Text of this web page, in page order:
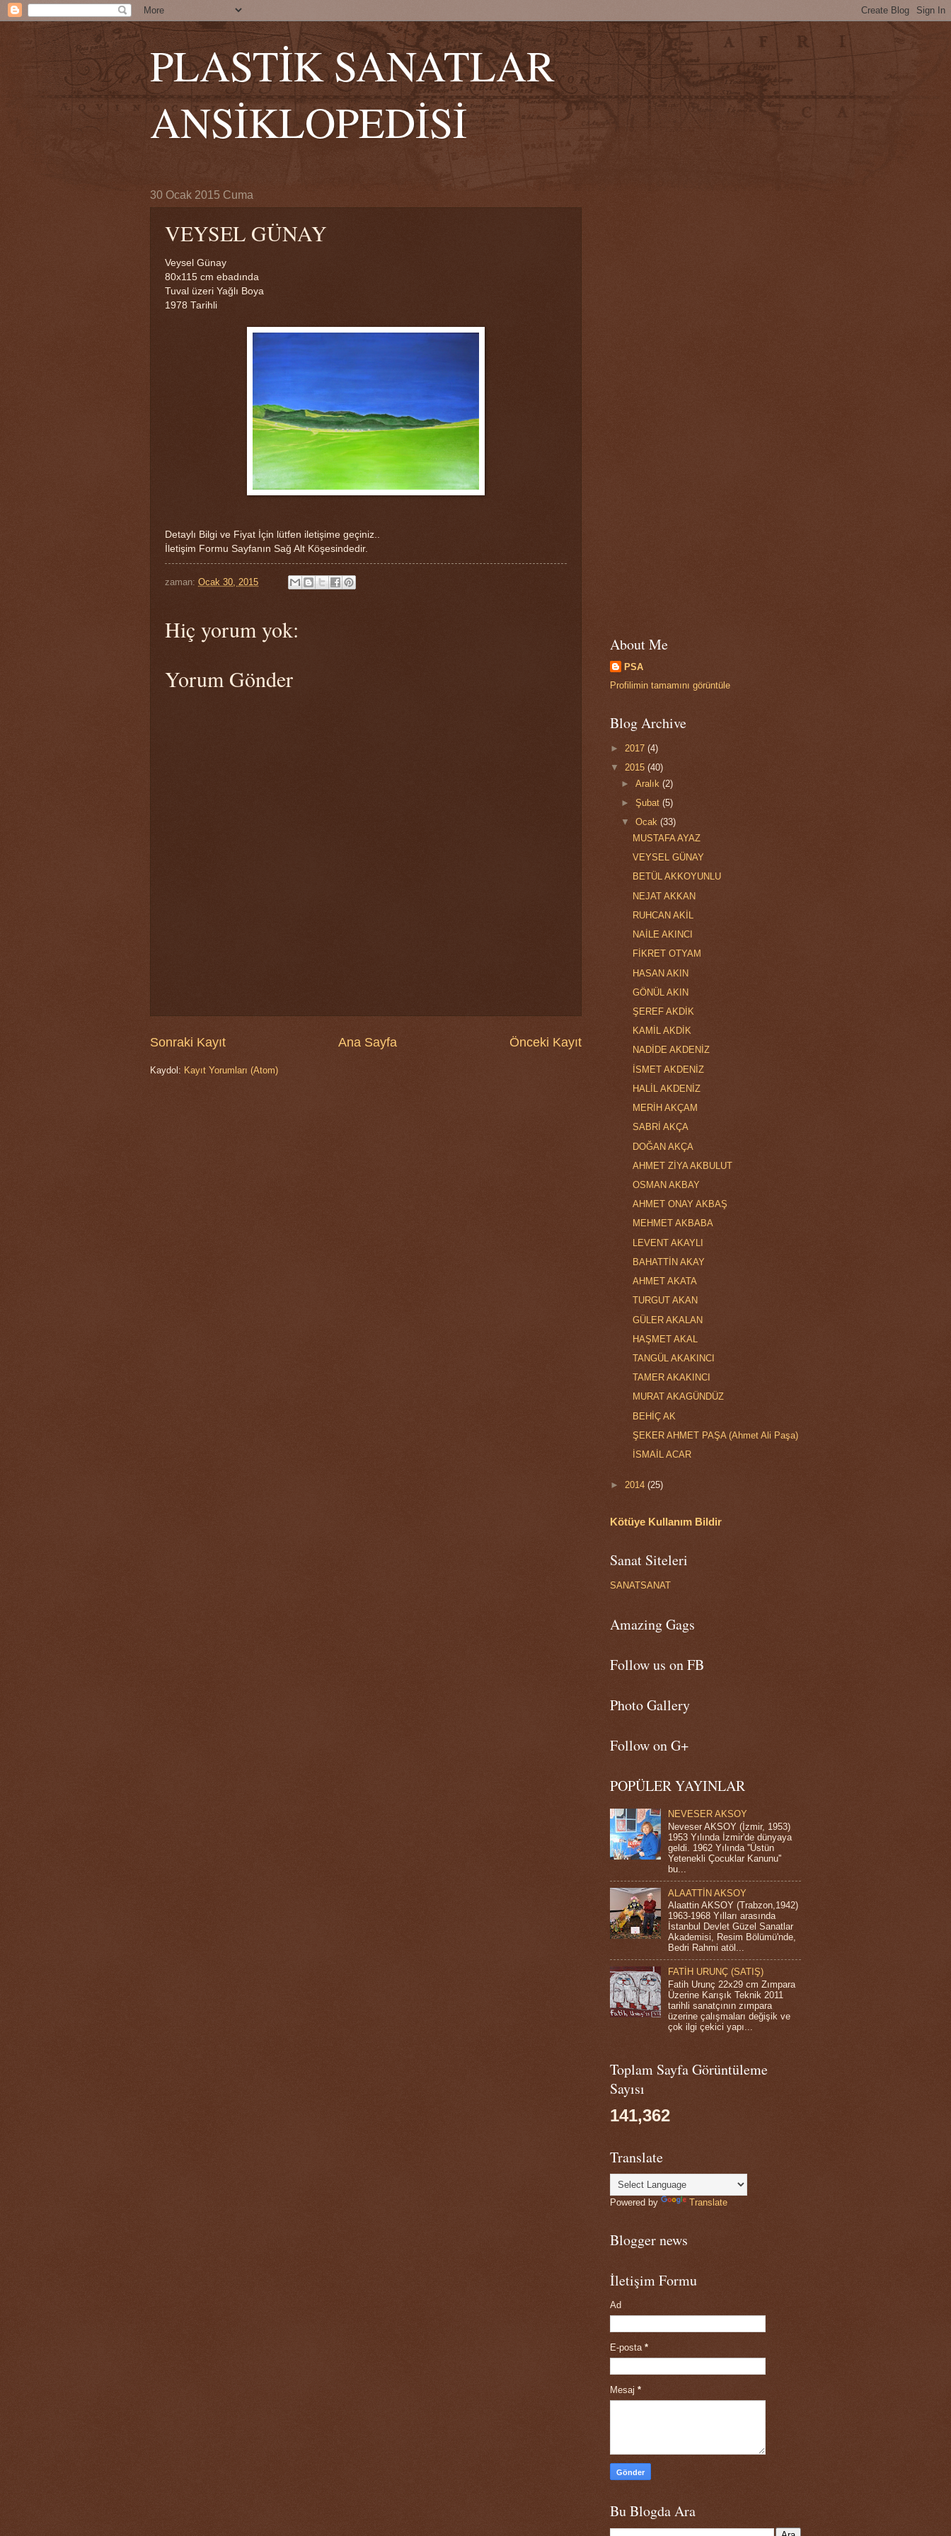
PLASTİK SANATLAR
ANSİKLOPEDİSİ
30 Ocak 2015 Cuma
VEYSEL GÜNAY
Veysel Günay
80x115 cm ebadında
Tuval üzeri Yağlı Boya
1978 Tarihli
Detaylı Bilgi ve Fiyat İçin lütfen iletişime geçiniz..
İletişim Formu Sayfanın Sağ Alt Köşesindedir.
zaman: Ocak 30, 2015
Hiç yorum yok:
Yorum Gönder
Sonraki Kayıt Önceki Kayıt
Ana Sayfa
Kaydol: Kayıt Yorumları (Atom)
About Me
PSA
Profilimin tamamını görüntüle
Blog Archive
► 2017 (4)
▼ 2015 (40)
►Aralık(2)
►Şubat(5)
▼Ocak(33)
MUSTAFA AYAZ
VEYSEL GÜNAY
BETÜL AKKOYUNLU
NEJAT AKKAN
RUHCAN AKİL
NAİLE AKINCI
FİKRET OTYAM
HASAN AKIN
GÖNÜL AKIN
ŞEREF AKDİK
KAMİL AKDİK
NADİDE AKDENİZ
İSMET AKDENİZ
HALİL AKDENİZ
MERİH AKÇAM
SABRİ AKÇA
DOĞAN AKÇA
AHMET ZİYA AKBULUT
OSMAN AKBAY
AHMET ONAY AKBAŞ
MEHMET AKBABA
LEVENT AKAYLI
BAHATTİN AKAY
AHMET AKATA
TURGUT AKAN
GÜLER AKALAN
HAŞMET AKAL
TANGÜL AKAKINCI
TAMER AKAKINCI
MURAT AKAGÜNDÜZ
BEHİÇ AK
ŞEKER AHMET PAŞA (Ahmet Ali Paşa)
İSMAİL ACAR
► 2014 (25)
Kötüye Kullanım Bildir
Sanat Siteleri
SANATSANAT
Amazing Gags
Follow us on FB
Photo Gallery
Follow on G+
POPÜLER YAYINLAR
NEVESER AKSOY
Neveser AKSOY (İzmir, 1953)
1953 Yılında İzmir'de dünyaya
geldi. 1962 Yılında ''Üstün
Yetenekli Çocuklar Kanunu''
bu...
ALAATTİN AKSOY
Alaattin AKSOY (Trabzon,1942)
1963-1968 Yılları arasında
İstanbul Devlet Güzel Sanatlar
Akademisi, Resim Bölümü'nde,
Bedri Rahmi atöl...
FATİH URUNÇ (SATIŞ)
Fatih Urunç 22x29 cm Zımpara
Üzerine Karışık Teknik 2011
tarihli sanatçının zımpara
üzerine çalışmaları değişik ve
çok ilgi çekici yapı...
Toplam Sayfa Görüntüleme
Sayısı
141,362
Translate
Powered by Translate
Blogger news
İletişim Formu
Ad
E-posta *
Mesaj *
Bu Blogda Ara